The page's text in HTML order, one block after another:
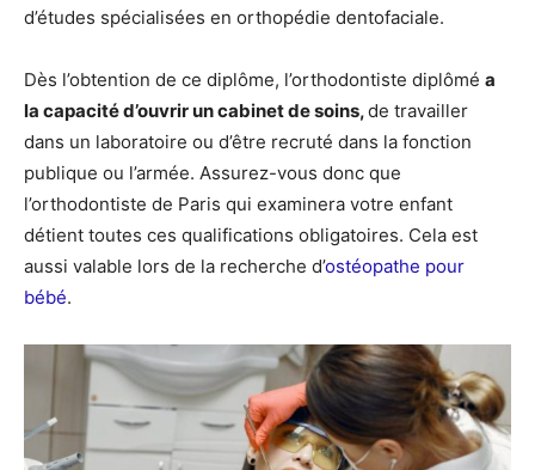
d’études spécialisées en orthopédie dentofaciale.
Dès l’obtention de ce diplôme, l’orthodontiste diplômé a
la capacité d’ouvrir un cabinet de soins,de travailler
dans un laboratoire ou d’être recruté dans la fonction
publique ou l’armée. Assurez-vous donc que
l’orthodontiste de Paris qui examinera votre enfant
détient toutes ces qualifications obligatoires. Cela est
aussi valable lors de la recherche d’ostéopathe pour
bébé.